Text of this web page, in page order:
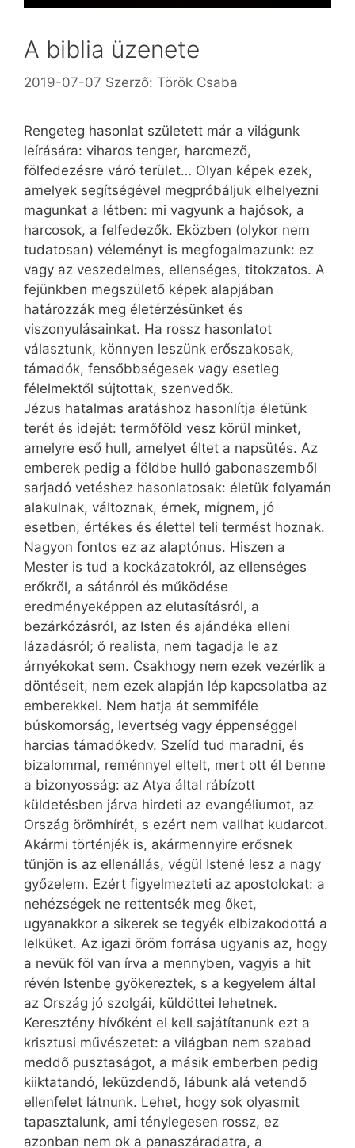
A biblia üzenete
2019-07-07 Szerző: Török Csaba
Rengeteg hasonlat született már a világunk
leírására: viharos tenger, harcmező,
fölfedezésre váró terület… Olyan képek ezek,
amelyek segítségével megpróbáljuk elhelyezni
magunkat a létben: mi vagyunk a hajósok, a
harcosok, a felfedezők. Eközben (olykor nem
tudatosan) véleményt is megfogalmazunk: ez
vagy az veszedelmes, ellenséges, titokzatos. A
fejünkben megszülető képek alapjában
határozzák meg életérzésünket és
viszonyulásainkat. Ha rossz hasonlatot
választunk, könnyen leszünk erőszakosak,
támadók, fen­sőbb­sé­gesek vagy esetleg
félelmektől sújtottak, szenvedők.
Jézus hatalmas aratáshoz hasonlítja életünk
terét és idejét: termőföld vesz körül minket,
amelyre eső hull, amelyet éltet a napsütés. Az
emberek pedig a földbe hulló gabonaszemből
sarjadó vetéshez hasonlatosak: életük folyamán
alakulnak, változnak, érnek, mígnem, jó
esetben, értékes és élettel teli termést hoznak.
Nagyon fontos ez az alaptónus. Hiszen a
Mester is tud a kockázatokról, az ellenséges
erőkről, a sátánról és működése
eredményeképpen az elutasításról, a
bezárkózásról, az Isten és ajándéka elleni
lázadásról; ő realista, nem tagadja le az
árnyékokat sem. Csakhogy nem ezek vezérlik a
döntéseit, nem ezek alapján lép kapcsolatba az
emberekkel. Nem hatja át semmiféle
búskomorság, levertség vagy éppenséggel
harcias támadókedv. Szelíd tud maradni, és
bizalommal, reménnyel eltelt, mert ott él benne
a bizonyosság: az Atya által rábízott
küldetésben járva hirdeti az evangéliumot, az
Ország örömhírét, s ezért nem vallhat kudarcot.
Akármi történjék is, akármennyire erősnek
tűnjön is az ellenállás, végül Istené lesz a nagy
győzelem. Ezért figyelmezteti az apostolokat: a
nehézségek ne rettentsék meg őket,
ugyanakkor a sikerek se tegyék elbizakodottá a
lelküket. Az igazi öröm forrása ugyanis az, hogy
a nevük föl van írva a mennyben, vagyis a hit
révén Istenbe gyökereztek, s a kegyelem által
az Ország jó szolgái, küldöttei lehetnek.
Keresztény hívőként el kell sajátítanunk ezt a
krisztusi művészetet: a világban nem szabad
meddő pusztaságot, a másik emberben pedig
kiiktatandó, leküzdendő, lábunk alá vetendő
ellenfelet látnunk. Lehet, hogy sok olyasmit
tapasztalunk, ami ténylegesen rossz, ez
azonban nem ok a panaszáradatra, a